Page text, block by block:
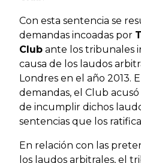
Con esta sentencia se
demandas incoadas por
Club ante los tribunales
causa de los laudos
Londres en el año 2013.
demandas, el Club acusó
de incumplir dichos
sentencias que los
En relación con las
los laudos arbitrales, el